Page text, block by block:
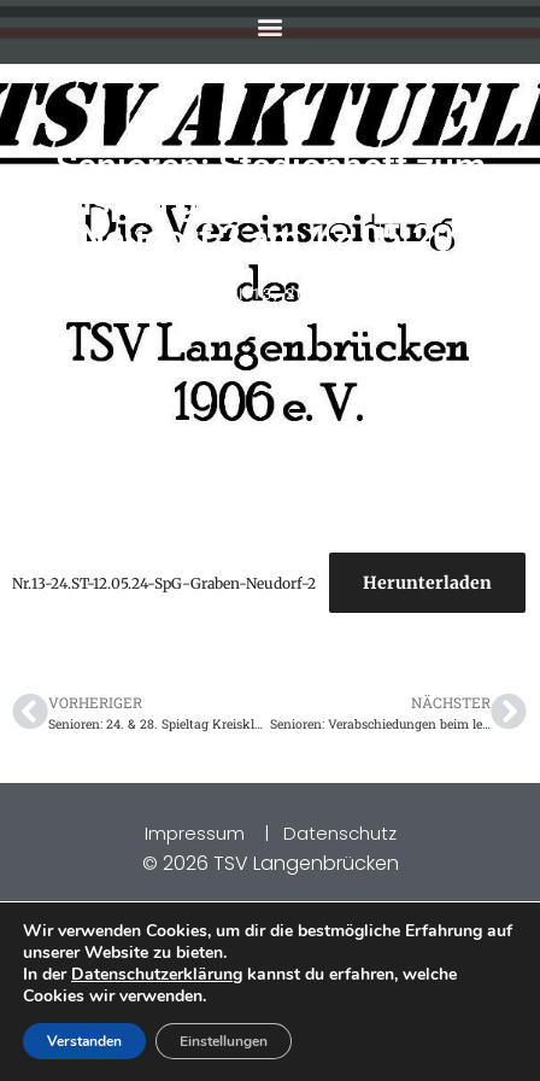
Senioren: Stadionheft zum
Heimspiel gegen die SpG Graben
2-Neudorf 2 am 12.05.2024
MAI 13, 2024
SIMONE KEILBACH
Nr.13-24.ST-12.05.24-SpG-Graben-Neudorf-2 Herunterladen
VORHERIGER NÄCHSTER
Senioren: Verabschiedungen beim letzten Heimspiel am 12.05.2024
Impressum | Datenschutz
© 2026 TSV Langenbrücken
Wir verwenden Cookies, um dir die bestmögliche Erfahrung auf
unserer Website zu bieten.
In der Datenschutzerklärung kannst du erfahren, welche
Cookies wir verwenden.
Verstanden Einstellungen